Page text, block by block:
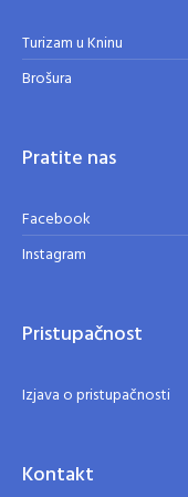
Turizam u Kninu
Brošura
Pratite nas
Facebook
Instagram
Pristupačnost
Izjava o pristupačnosti
Kontakt